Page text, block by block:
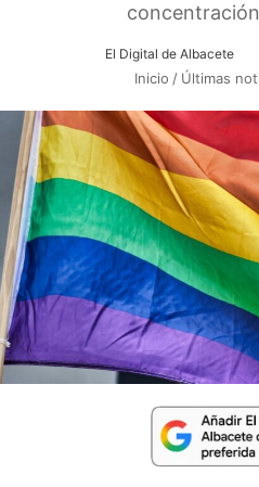
El Digital de Albacete
Inicio / Últimas